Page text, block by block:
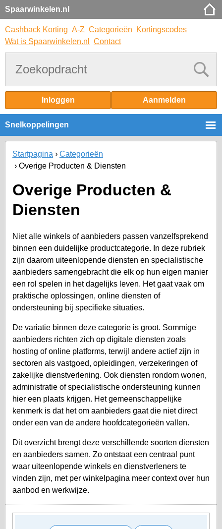
Spaarwinkelen.nl
Cashback Korting A-Z Categorieën
Kortingscodes
Wat is Spaarwinkelen.nl
Contact
Inloggen Aanmelden
Snelkoppelingen
Startpagina
Categorieën
Overige Producten & Diensten
Overige Producten &
Diensten
Niet alle winkels of aanbieders passen vanzelfsprekend
binnen een duidelijke productcategorie. In deze rubriek
zijn daarom uiteenlopende diensten en specialistische
aanbieders samengebracht die elk op hun eigen manier
een rol spelen in het dagelijks leven. Het gaat vaak om
praktische oplossingen, online diensten of
ondersteuning bij specifieke situaties.
De variatie binnen deze categorie is groot. Sommige
aanbieders richten zich op digitale diensten zoals
hosting of online platforms, terwijl andere actief zijn in
sectoren als vastgoed, opleidingen, verzekeringen of
zakelijke dienstverlening. Ook diensten rondom wonen,
administratie of specialistische ondersteuning kunnen
hier een plaats krijgen. Het gemeenschappelijke
kenmerk is dat het om aanbieders gaat die niet direct
onder een van de andere hoofdcategorieën vallen.
Dit overzicht brengt deze verschillende soorten diensten
en aanbieders samen. Zo ontstaat een centraal punt
waar uiteenlopende winkels en dienstverleners te
vinden zijn, met per winkelpagina meer context over hun
aanbod en werkwijze.